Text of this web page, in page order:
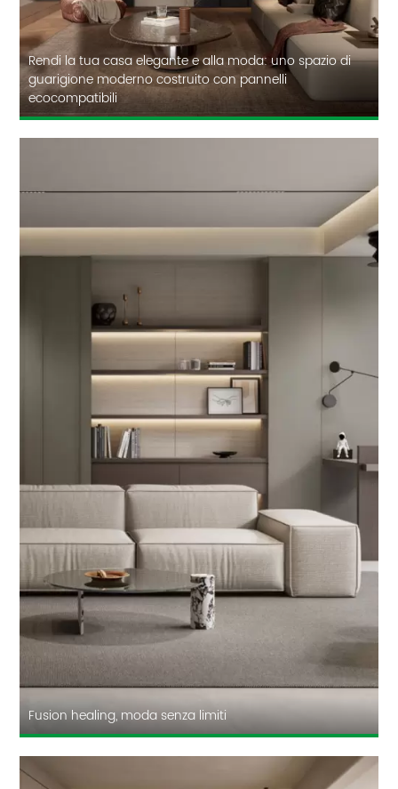
Rendi la tua casa elegante e alla moda: uno spazio di
guarigione moderno costruito con pannelli
ecocompatibili
Fusion healing, moda senza limiti